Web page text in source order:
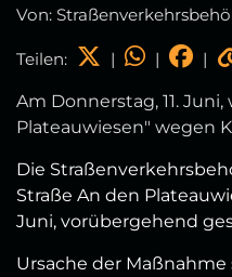
Von:
Teilen: | | |
Am Donnerstag, 11.
Plateauwiesen" wegen
Die
Straße An den
Juni, vorübergehend
Ursache der